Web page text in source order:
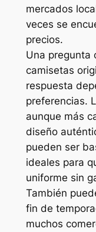
mercados
veces se
precios.
Una pregunta
camisetas
respuesta
preferencias.
aunque más
diseño
pueden ser
ideales para
uniforme sin
También
fin de
muchos